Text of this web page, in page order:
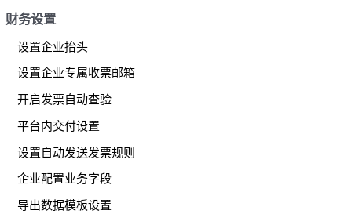
财务设置
设置企业抬头
设置企业专属收票邮箱
开启发票自动查验
平台内交付设置
设置自动发送发票规则
企业配置业务字段
导出数据模板设置